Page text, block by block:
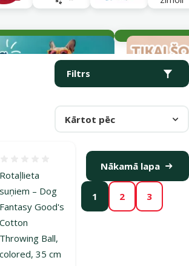
Filtrs
Kārtot pēc
rotaļlietas suņiem
Rotaļlieta
suņiem – Dog
Fantasy Good's
Cotton
Throwing Ball,
colored, 35 cm
1 2 3
Nākamā lapa